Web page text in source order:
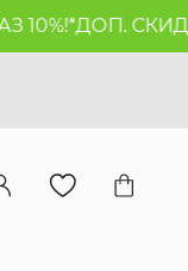
ДОП.